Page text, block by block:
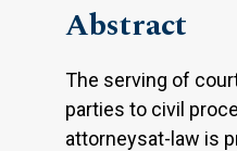
Abstract
The serving of
parties to civil
attorneysat-law is